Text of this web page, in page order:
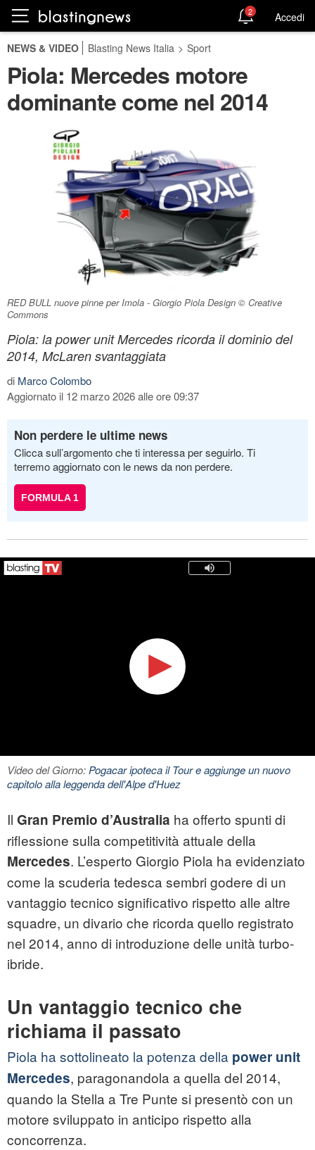
2 Accedi
NEWS & VIDEO Blasting News Italia > Sport
Piola: Mercedes motore
dominante come nel 2014
RED BULL nuove pinne per Imola - Giorgio Piola Design © Creative
Commons
Piola: la power unit Mercedes ricorda il dominio del
2014, McLaren svantaggiata
di Marco Colombo
Aggiornato il 12 marzo 2026 alle ore 09:37
Non perdere le ultime news
Clicca sull’argomento che ti interessa per seguirlo. Ti
terremo aggiornato con le news da non perdere.
FORMULA 1
Video del Giorno:Pogacar ipoteca il Tour e aggiunge un nuovo
capitolo alla leggenda dell'Alpe d'Huez
Il Gran Premio d’Australia ha offerto spunti di
riflessione sulla competitività attuale della
Mercedes. L’esperto Giorgio Piola ha evidenziato
come la scuderia tedesca sembri godere di un
vantaggio tecnico significativo rispetto alle altre
squadre, un divario che ricorda quello registrato
nel 2014, anno di introduzione delle unità turbo-
ibride.
Un vantaggio tecnico che
richiama il passato
Piola ha sottolineato la potenza della power unit
Mercedes, paragonandola a quella del 2014,
quando la Stella a Tre Punte si presentò con un
motore sviluppato in anticipo rispetto alla
concorrenza.